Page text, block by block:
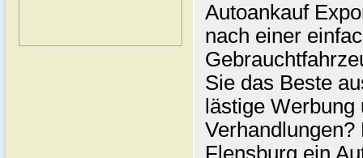
Autoankauf
nach einer
Sie das Beste
lästige